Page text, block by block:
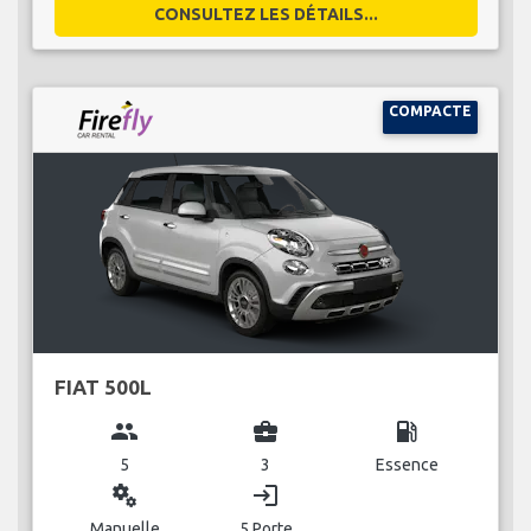
CONSULTEZ LES DÉTAILS...
COMPACTE
FIAT 500L
group
5
business_center
3
local_gas_station
Essence
miscellaneous_services login